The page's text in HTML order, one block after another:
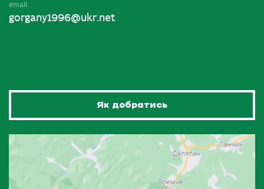
email
gorgany1996@ukr.net
Як добратись